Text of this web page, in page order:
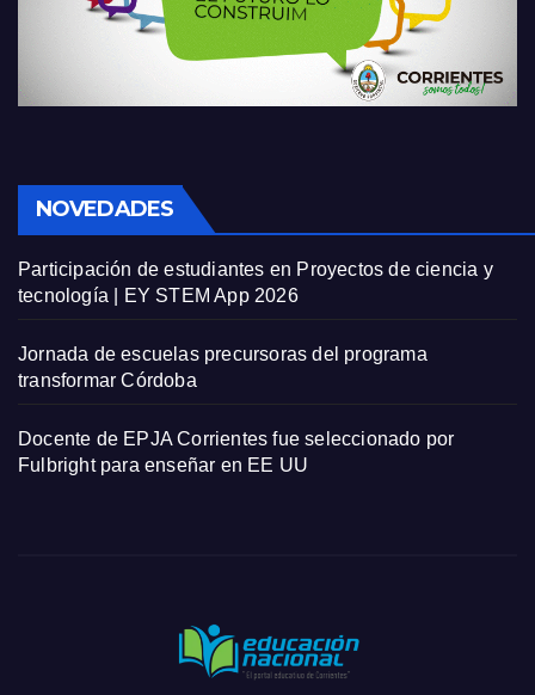
NOVEDADES
Participación de estudiantes en Proyectos de ciencia y
tecnología | EY STEM App 2026
Jornada de escuelas precursoras del programa
transformar Córdoba
Docente de EPJA Corrientes fue seleccionado por
Fulbright para enseñar en EE UU